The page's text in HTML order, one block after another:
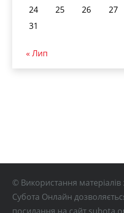
24
25 26 27
31
« Лип
© Використання матеріалів
Субота Онлайн